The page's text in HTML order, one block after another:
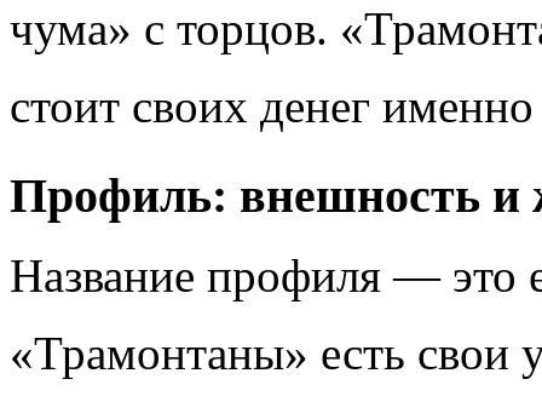
чума» с торцов.
стоит своих денег именно
Профиль: внешность и
Название профиля — это
«Трамонтаны» есть свои